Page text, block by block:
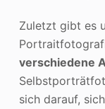
Zuletzt gibt es
verschiedene
sich darauf,